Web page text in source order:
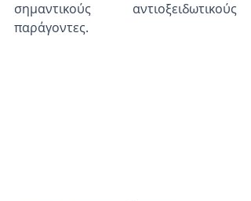
σημαντικούς αντιοξειδωτικούς
παράγοντες.